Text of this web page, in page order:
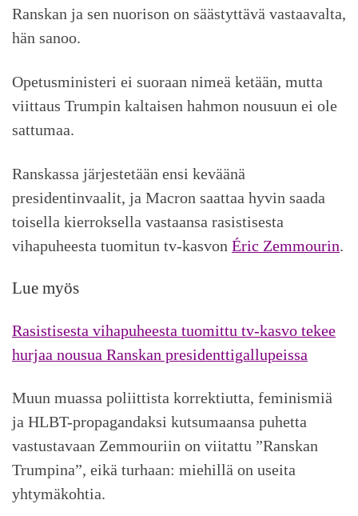
Ranskan ja sen nuorison on säästyttävä vastaavalta,
hän sanoo.
Opetusministeri ei suoraan nimeä ketään, mutta
viittaus Trumpin kaltaisen hahmon nousuun ei ole
sattumaa.
Ranskassa järjestetään ensi keväänä
presidentinvaalit, ja Macron saattaa hyvin saada
toisella kierroksella vastaansa rasistisesta
vihapuheesta tuomitun tv-kasvon Éric Zemmourin.
Lue myös
Rasistisesta vihapuheesta tuomittu tv-kasvo tekee
hurjaa nousua Ranskan presidenttigallupeissa
Muun muassa poliittista korrektiutta, feminismiä
ja HLBT-propagandaksi kutsumaansa puhetta
vastustavaan Zemmouriin on viitattu ”Ranskan
Trumpina”, eikä turhaan: miehillä on useita
yhtymäkohtia.